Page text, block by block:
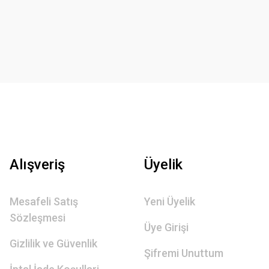
Alışveriş
Mesafeli Satış
Sözleşmesi
Gizlilik ve Güvenlik
Üyelik
Yeni Üyelik
Üye Girişi
Şifremi Unuttum